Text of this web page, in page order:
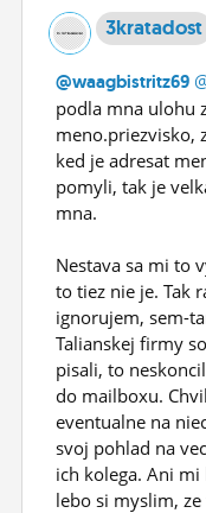
3kratadost
@waagbistritz69
podla mna ulohu
meno.priezvisko,
ked je adresat
pomyli, tak je
mna.
Nestava sa mi to
to tiez nie je. Tak
ignorujem, sem-
Talianskej firmy
pisali, to
do mailboxu.
eventualne na
svoj pohlad na
ich kolega. Ani
lebo si myslim,